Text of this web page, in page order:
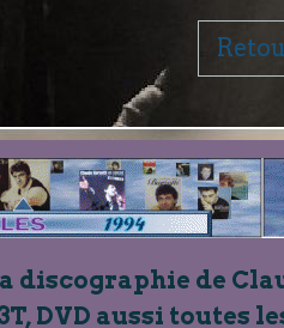
discographie de
DVD aussi toutes